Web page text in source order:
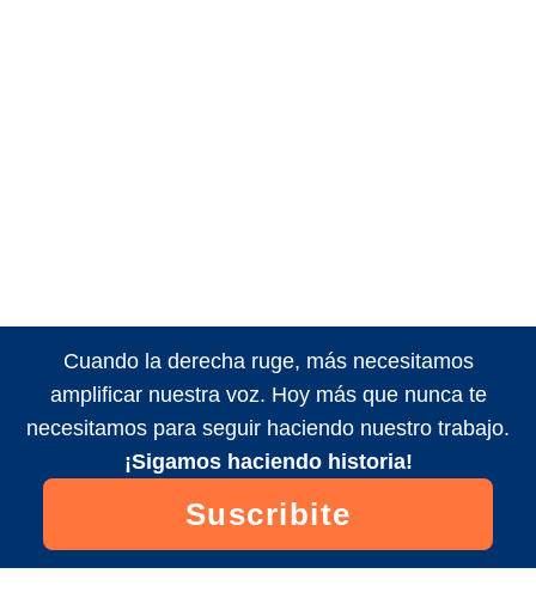
Cuando la derecha ruge, más necesitamos
amplificar nuestra voz. Hoy más que nunca te
necesitamos para seguir haciendo nuestro trabajo.
¡Sigamos haciendo historia!
Suscribite